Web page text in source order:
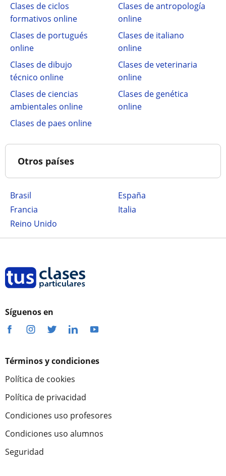
Clases de ciclos
formativos online
Clases de antropología
online
Clases de portugués
online
Clases de italiano
online
Clases de dibujo
técnico online
Clases de veterinaria
online
Clases de ciencias
ambientales online
Clases de genética
online
Clases de paes online
Otros países
Brasil
España
Francia
Italia
Reino Unido
Síguenos en
Términos y condiciones
Política de cookies
Política de privacidad
Condiciones uso profesores
Condiciones uso alumnos
Seguridad